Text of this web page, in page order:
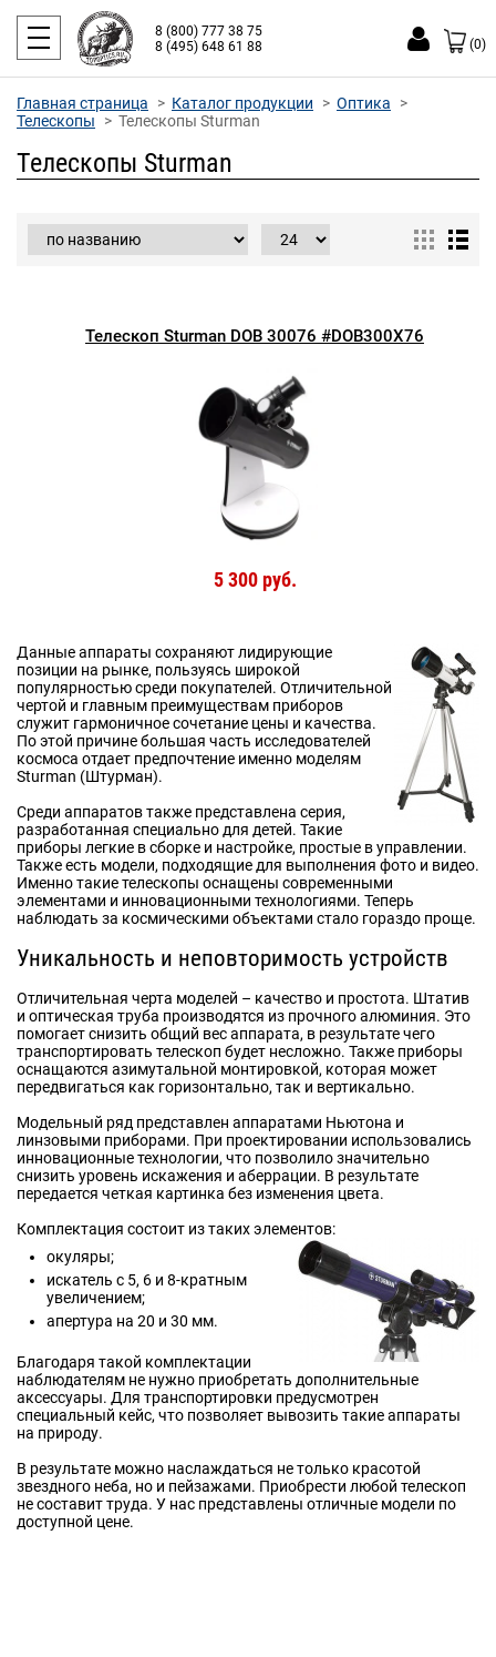
8 (800) 777 38 75
8 (495) 648 61 88
(0)
Главная страница Каталог продукции
Оптика
Телескопы
Телескопы Sturman
Телескопы Sturman
Телескоп Sturman DOB 30076 #DOB300X76
5 300 руб.
Данные аппараты сохраняют лидирующие
позиции на рынке, пользуясь широкой
популярностью среди покупателей. Отличительной
чертой и главным преимуществам приборов
служит гармоничное сочетание цены и качества.
По этой причине большая часть исследователей
космоса отдает предпочтение именно моделям
Sturman (Штурман).
Среди аппаратов также представлена серия,
разработанная специально для детей. Такие
приборы легкие в сборке и настройке, простые в управлении.
Также есть модели, подходящие для выполнения фото и видео.
Именно такие телескопы оснащены современными
элементами и инновационными технологиями. Теперь
наблюдать за космическими объектами стало гораздо проще.
Уникальность и неповторимость устройств
Отличительная черта моделей – качество и простота. Штатив
и оптическая труба производятся из прочного алюминия. Это
помогает снизить общий вес аппарата, в результате чего
транспортировать телескоп будет несложно. Также приборы
оснащаются азимутальной монтировкой, которая может
передвигаться как горизонтально, так и вертикально.
Модельный ряд представлен аппаратами Ньютона и
линзовыми приборами. При проектировании использовались
инновационные технологии, что позволило значительно
снизить уровень искажения и аберрации. В результате
передается четкая картинка без изменения цвета.
Комплектация состоит из таких элементов:
окуляры;
искатель с 5, 6 и 8-кратным
увеличением;
апертура на 20 и 30 мм.
Благодаря такой комплектации
наблюдателям не нужно приобретать дополнительные
аксессуары. Для транспортировки предусмотрен
специальный кейс, что позволяет вывозить такие аппараты
на природу.
В результате можно наслаждаться не только красотой
звездного неба, но и пейзажами. Приобрести любой телескоп
не составит труда. У нас представлены отличные модели по
доступной цене.